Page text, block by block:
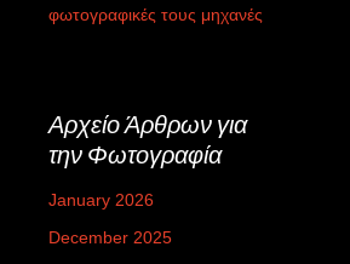
φωτογραφικές τους μηχανές
Αρχείο Άρθρων για
την Φωτογραφία
January 2026
December 2025